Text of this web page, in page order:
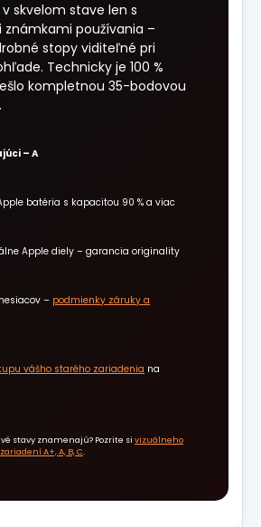
skvelom stave len s
používania –
stopy viditeľné pri
Technicky je 100 %
kompletnou 35-bodovou
– A
batéria s kapacitou 90 % a viac
Apple diely – garancia originality
– podmienky záruky a
vášho starého zariadenia na
stavy znamenajú? Pozrite si vizuálneho
A+, A, B, C.